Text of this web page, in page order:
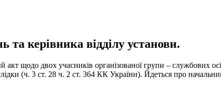
та керівника відділу установи.
щодо двох учасників організованої групи – службових
(ч. 3 ст. 28 ч. 2 ст. 364 КК України). Йдеться про